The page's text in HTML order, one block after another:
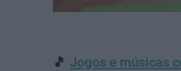
🎵 Jogos e músicas